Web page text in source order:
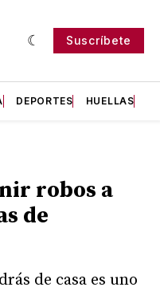
Suscríbete
DEPORTES HUELLAS
robos a
de
de casa es uno